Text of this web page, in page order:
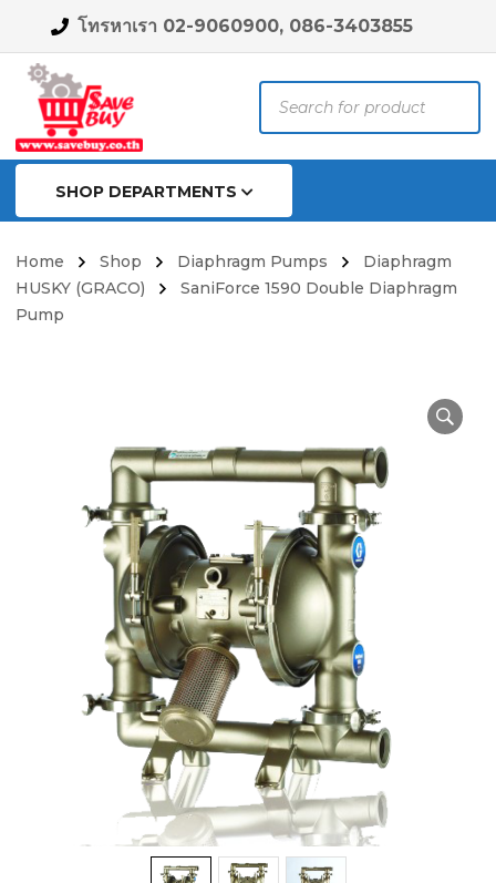
โทรหาเรา 02-9060900, 086-3403855
search
SHOP DEPARTMENTS
Home Shop Diaphragm Pumps
Diaphragm
HUSKY (GRACO)
SaniForce 1590 Double Diaphragm
Pump